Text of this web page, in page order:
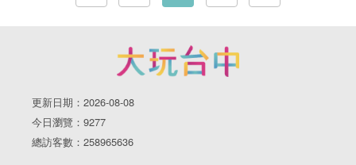
更新日期：2026-08-08
今日瀏覽：9277
總訪客數：258965636